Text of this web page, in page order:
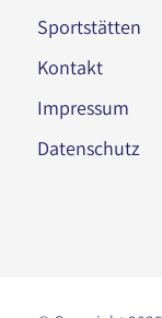
Sportstätten
Kontakt
Impressum
Datenschutz